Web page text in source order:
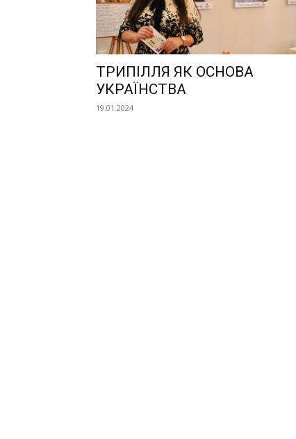
ТРИПІЛЛЯ ЯК ОСНОВА
УКРАЇНСТВА
19.01.2024